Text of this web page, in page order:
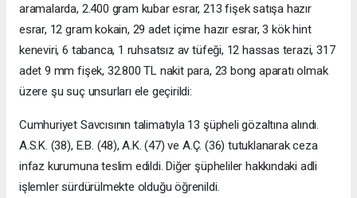
aramalarda, 2.400 gram kubar esrar, 213 fişek satışa hazır
esrar, 12 gram kokain, 29 adet içime hazır esrar, 3 kök hint
keneviri, 6 tabanca, 1 ruhsatsız av tüfeği, 12 hassas terazi, 317
adet 9 mm fişek, 32.800 TL nakit para, 23 bong aparatı olmak
üzere şu suç unsurları ele geçirildi:
Cumhuriyet Savcısının talimatıyla 13 şüpheli gözaltına alındı.
A.S.K. (38), E.B. (48), A.K. (47) ve A.Ç. (36) tutuklanarak ceza
infaz kurumuna teslim edildi. Diğer şüpheliler hakkındaki adli
işlemler sürdürülmekte olduğu öğrenildi.